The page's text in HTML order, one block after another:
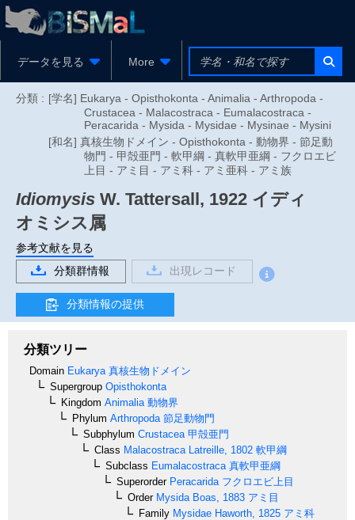
データを見る More
分類 : [学名] Eukarya - Opisthokonta - Animalia - Arthropoda -
Crustacea - Malacostraca - Eumalacostraca -
Peracarida - Mysida - Mysidae - Mysinae - Mysini
[和名] 真核生物ドメイン - Opisthokonta - 動物界 - 節足動
物門 - 甲殻亜門 - 軟甲綱 - 真軟甲亜綱 - フクロエビ
上目 - アミ目 - アミ科 - アミ亜科 - アミ族
Idiomysis W. Tattersall, 1922 イディ
オミシス属
参考文献を見る
分類群情報
出現レコード
分類情報の提供
分類ツリー
Domain Eukarya 真核生物ドメイン
Supergroup Opisthokonta
Kingdom Animalia 動物界
Phylum Arthropoda 節足動物門
Subphylum Crustacea 甲殻亜門
Class Malacostraca Latreille, 1802 軟甲綱
Subclass Eumalacostraca 真軟甲亜綱
SuperorderPeracarida フクロエビ上目
OrderMysida Boas, 1883 アミ目
Family Mysidae Haworth, 1825 アミ科